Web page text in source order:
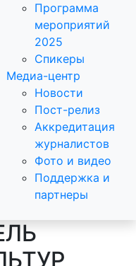
Программа
мероприятий
2025
Спикеры
Медиа-центр
Новости
Пост-релиз
Аккредитация
журналистов
Фото и видео
Поддержка и
партнеры